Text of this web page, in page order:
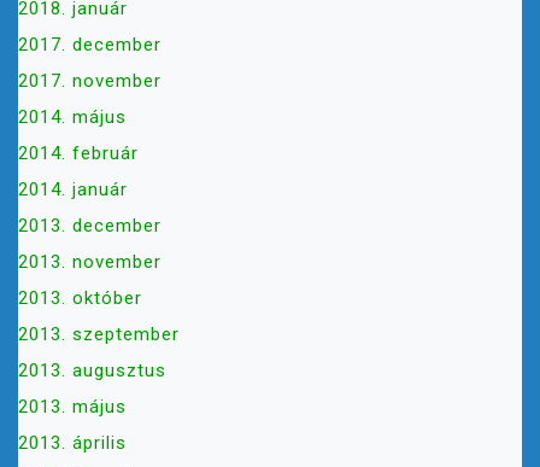
2018. január
2017. december
2017. november
2014. május
2014. február
2014. január
2013. december
2013. november
2013. október
2013. szeptember
2013. augusztus
2013. május
2013. április